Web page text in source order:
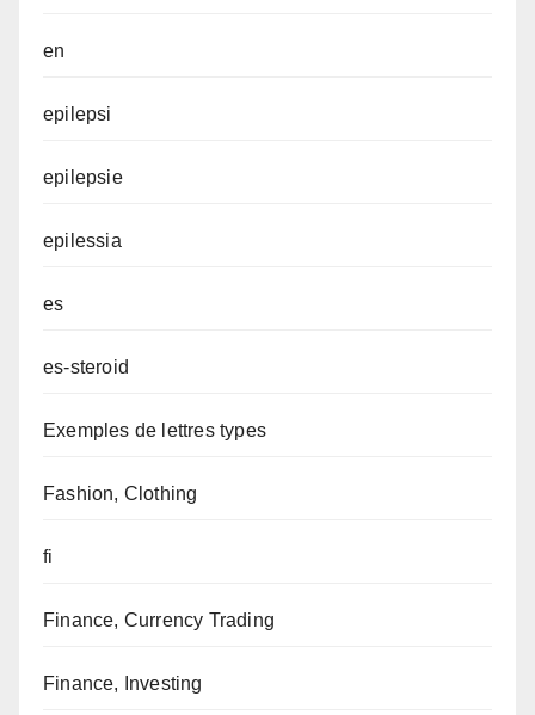
en
epilepsi
epilepsie
epilessia
es
es-steroid
Exemples de lettres types
Fashion, Clothing
fi
Finance, Currency Trading
Finance, Investing